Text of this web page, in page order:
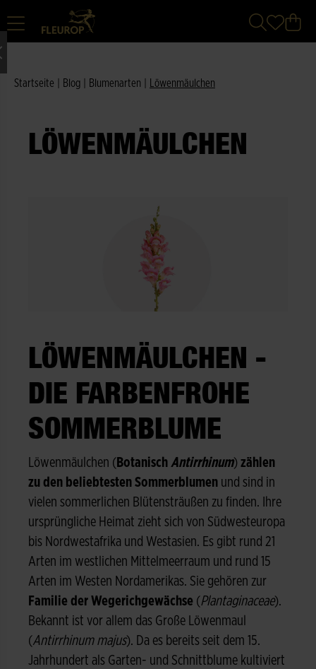
Startseite Blog Blumenarten Löwenmäulchen
LÖWENMÄULCHEN
LÖWENMÄULCHEN -
DIE FARBENFROHE
SOMMERBLUME
Löwenmäulchen ( Botanisch Antirrhinum) zählen
zu den beliebtesten Sommerblumen und sind in
vielen sommerlichen Blütensträußen zu finden. Ihre
ursprüngliche Heimat zieht sich von Südwesteuropa
bis Nordwestafrika und Westasien. Es gibt rund 21
Arten im westlichen Mittelmeerraum und rund 15
Arten im Westen Nordamerikas. Sie gehören zur
Familie der Wegerichgewächse (Plantaginaceae).
Bekannt ist vor allem das Große Löwenmaul
(Antirrhinum majus). Da es bereits seit dem 15.
Jahrhundert als Garten- und Schnittblume kultiviert